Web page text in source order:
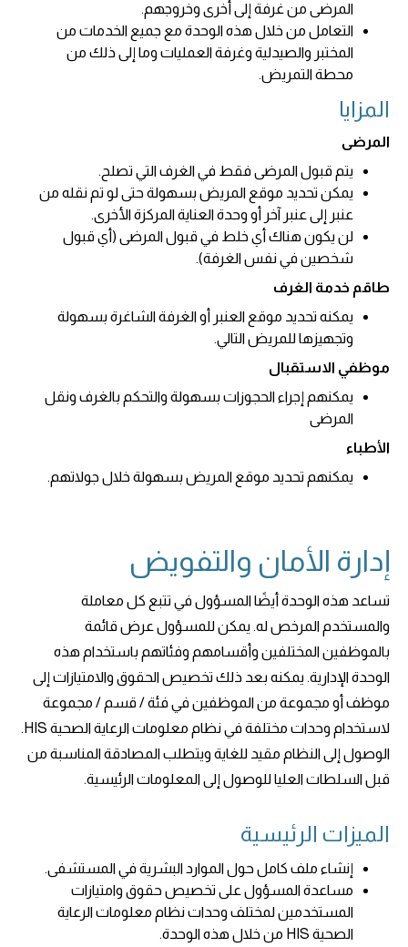
المرضى من غرفة إلى أخرى وخروجهم.
التعامل من خلال هذه الوحدة مع جميع الخدمات من
المختبر والصيدلية وغرفة العمليات وما إلى ذلك من
محطة التمريض.
المزايا
المرضى
يتم قبول المرضى فقط في الغرف التي تصلح.
يمكن تحديد موقع المريض بسهولة حتى لو تم نقله من
عنبر إلى عنبر آخر أو وحدة العناية المركزة الأخرى.
لن يكون هناك أي خلط في قبول المرضى (أي قبول
شخصين في نفس الغرفة).
طاقم خدمة الغرف
يمكنه تحديد موقع العنبر أو الغرفة الشاغرة بسهولة
وتجهيزها للمريض التالي.
موظفي الاستقبال
يمكنهم إجراء الحجوزات بسهولة والتحكم بالغرف ونقل
المرضى
الأطباء
يمكنهم تحديد موقع المريض بسهولة خلال جولاتهم.
إدارة الأمان والتفويض
تساعد هذه الوحدة أيضًا المسؤول في تتبع كل معاملة
والمستخدم المرخص له. يمكن للمسؤول عرض قائمة
بالموظفين المختلفين وأقسامهم وفئاتهم باستخدام هذه
الوحدة الإدارية. يمكنه بعد ذلك تخصيص الحقوق والامتيازات إلى
موظف أو مجموعة من الموظفين في فئة / قسم / مجموعة
لاستخدام وحدات مختلفة في نظام معلومات الرعاية الصحية HIS.
الوصول إلى النظام مقيد للغاية ويتطلب المصادقة المناسبة من
قبل السلطات العليا للوصول إلى المعلومات الرئيسية.
الميزات الرئيسية
إنشاء ملف كامل حول الموارد البشرية في المستشفى.
مساعدة المسؤول على تخصيص حقوق وامتيازات
المستخدمين لمختلف وحدات نظام معلومات الرعاية
الصحية HIS من خلال هذه الوحدة.